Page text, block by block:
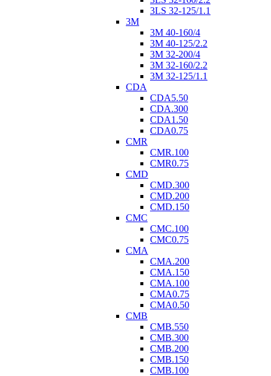
3LS 32-125/1.1
3M
3M 40-160/4
3M 40-125/2.2
3M 32-200/4
3M 32-160/2.2
3M 32-125/1.1
CDA
CDA5.50
CDA.300
CDA1.50
CDA0.75
CMR
CMR.100
CMR0.75
CMD
CMD.300
CMD.200
CMD.150
CMC
CMC.100
CMC0.75
CMA
CMA.200
CMA.150
CMA.100
CMA0.75
CMA0.50
CMB
CMB.550
CMB.300
CMB.200
CMB.150
CMB.100